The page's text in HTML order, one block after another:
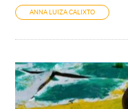
ANNA LUIZA CALIXTO